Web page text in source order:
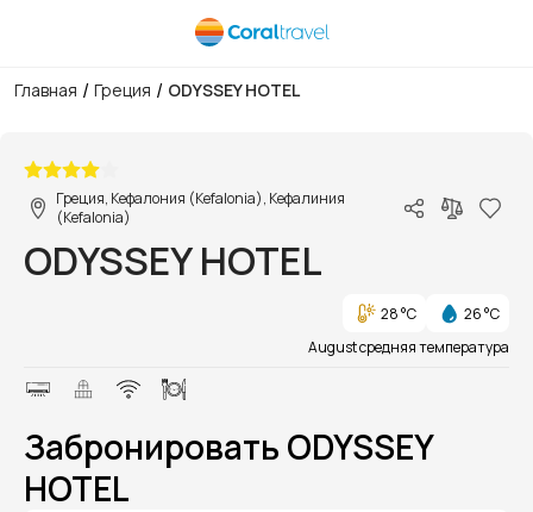
Главная / Греция / ODYSSEY HOTEL
Греция, Кефалония (Kefalonia), Кефалиния
(Kefalonia)
ODYSSEY HOTEL
28 °C
26 °C
August средняя температура
Забронировать ODYSSEY
HOTEL